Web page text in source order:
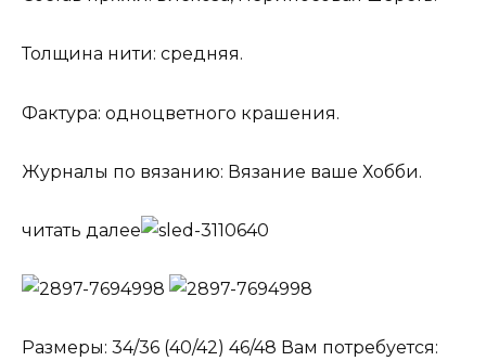
Толщина нити: средняя.
Фактура: одноцветного крашения.
Журналы по вязанию: Вязание ваше Хобби.
читать далее
Размеры: 34/36 (40/42) 46/48 Вам потребуется: